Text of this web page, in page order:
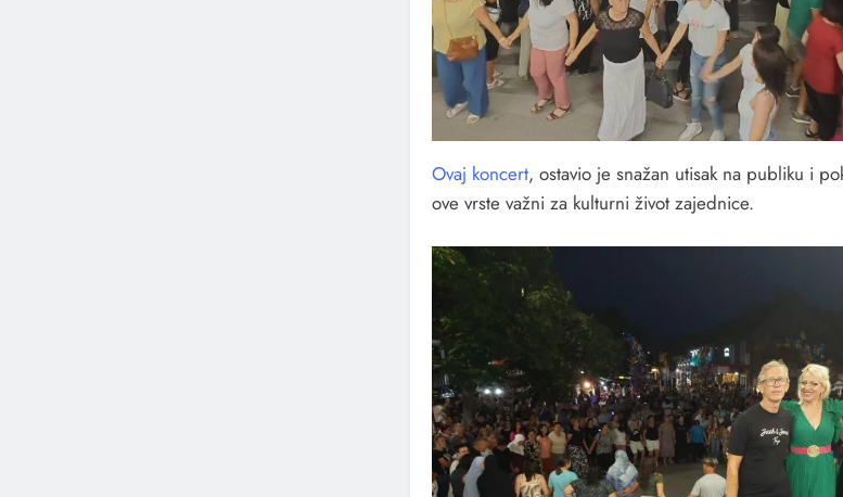
Ovaj koncert, ostavio je snažan utisak na publiku i
ove vrste važni za kulturni život zajednice.